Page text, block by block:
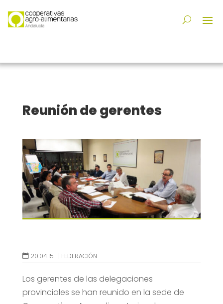
Reunión de gerentes
20.04.15 | | FEDERACIÓN
Los gerentes de las delegaciones
provinciales se han reunido en la sede de